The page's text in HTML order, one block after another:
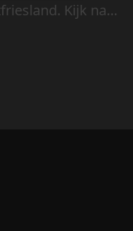
Kijk naar